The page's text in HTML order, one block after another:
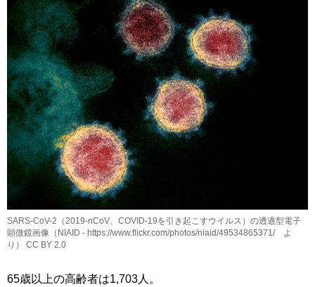
SARS-CoV-2（2019-nCoV、COVID-19を引き起こすウイルス）の透過型電子
顕微鏡画像（NIAID - https://www.flickr.com/photos/niaid/49534865371/ よ
り） CC BY 2.0
65歳以上の高齢者は1,703人。